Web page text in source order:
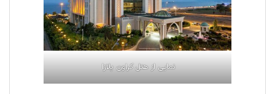
نمایی از هتل کراون پلازا